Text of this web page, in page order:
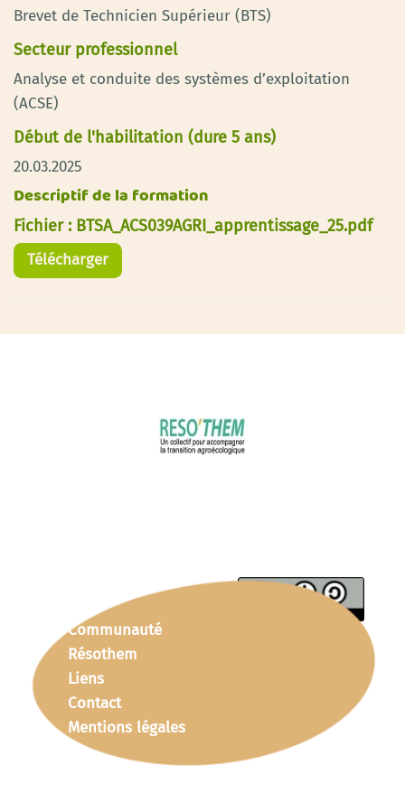
Brevet de Technicien Supérieur (BTS)
Secteur professionnel
Analyse et conduite des systèmes d’exploitation
(ACSE)
Début de l'habilitation (dure 5 ans)
20.03.2025
Descriptif de la formation
Fichier : BTSA_ACS039AGRI_apprentissage_25.pdf
Télécharger
Communauté
Résothem
Liens
Contact
Mentions légales